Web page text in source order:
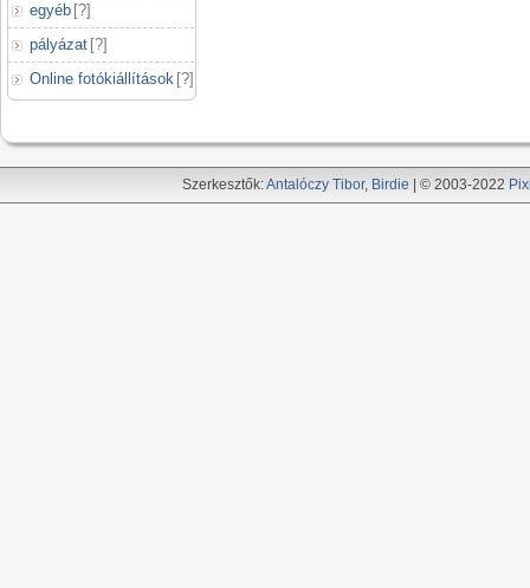
egyéb [?]
pályázat [?]
Online fotókiállítások [?]
Szerkesztők:Antalóczy Tibor, Birdie | © 2003-2022